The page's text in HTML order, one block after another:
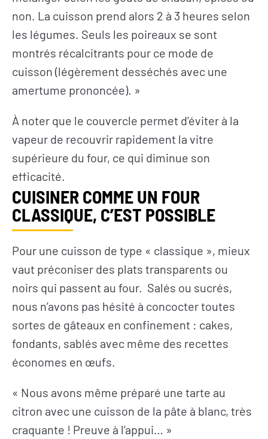
non. La cuisson prend alors 2 à 3 heures selon
les légumes. Seuls les poireaux se sont
montrés récalcitrants pour ce mode de
cuisson (légèrement desséchés avec une
amertume prononcée). »
À noter que le couvercle permet d’éviter à la
vapeur de recouvrir rapidement la vitre
supérieure du four, ce qui diminue son
efficacité.
CUISINER COMME UN FOUR
CLASSIQUE, C’EST POSSIBLE
Pour une cuisson de type « classique », mieux
vaut préconiser des plats transparents ou
noirs qui passent au four. Salés ou sucrés,
nous n’avons pas hésité à concocter toutes
sortes de gâteaux en confinement : cakes,
fondants, sablés avec même des recettes
économes en œufs.
« Nous avons même préparé une tarte au
citron avec une cuisson de la pâte à blanc, très
craquante ! Preuve à l’appui… »